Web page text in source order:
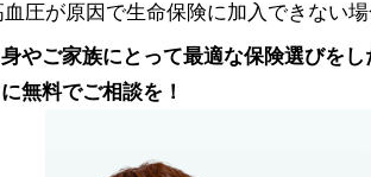
血圧が原因で生命保険に加入できない
やご家族にとって最適な保険選びを
無料でご相談を！